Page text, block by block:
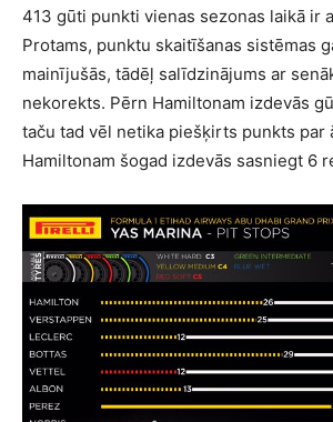
413 gūti punkti vienas sezonas laikā ir
Protams, punktu skaitīšanas sistēmas
mainījušās, tādēļ salīdzinājums ar
nekorekts. Pērn Hamiltonam izdevās
taču tad vēl netika piešķirts punkts par
Hamiltonam šogad izdevās sasniegt 6